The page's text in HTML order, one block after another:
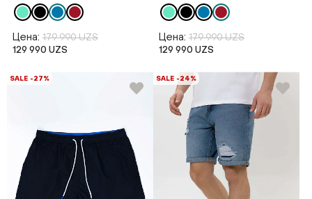
Цена: 179 990 UZS
129 990 UZS
Цена: 179 990 UZS
129 990 UZS
SALE -27% SALE -24%